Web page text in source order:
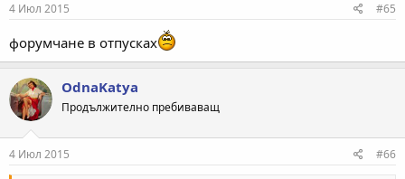
4 Июл 2015 #65
форумчане в отпусках
OdnaKatya
Продължително пребиваващ
4 Июл 2015 #66